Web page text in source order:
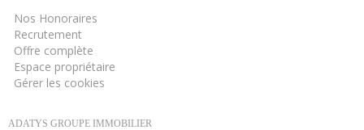
Nos Honoraires
Recrutement
Offre complète
Espace propriétaire
Gérer les cookies
ADATYS GROUPE IMMOBILIER